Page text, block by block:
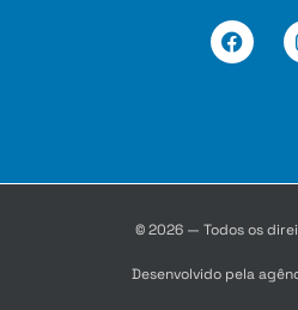
© 2026 — Todos os
Desenvolvido pela